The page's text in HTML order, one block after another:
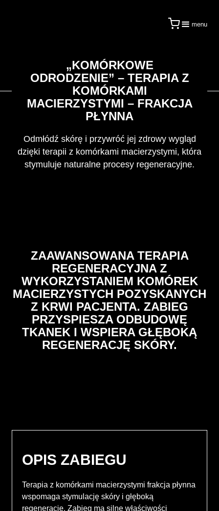
menu
„KOMÓRKOWE
ODRODZENIE” – TERAPIA Z
KOMÓRKAMI
MACIERZYSTYMI – FRAKCJA
PŁYNNA
Odmłódź skórę i przywróć jej zdrowy wygląd
dzięki terapii z komórkami macierzystymi, która
stymuluje naturalne procesy regeneracyjne.
ZAAWANSOWANA TERAPIA
REGENERACYJNA Z
WYKORZYSTANIEM KOMÓREK
MACIERZYSTYCH POZYSKANYCH
Z KRWI PACJENTA. ZABIEG
PRZYSPIESZA ODBUDOWĘ
TKANEK I WSPIERA GŁĘBOKĄ
REGENERACJĘ SKÓRY.
OPIS ZABIEGU
Terapia z komórkami macierzystymi frakcja płynna
wspomaga stymulację skóry i głęboką
regenerację. Zabieg ma silne właściwości